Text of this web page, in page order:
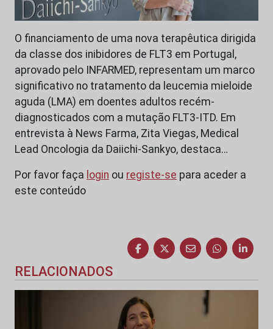
O financiamento de uma nova terapêutica dirigida
da classe dos inibidores de FLT3 em Portugal,
aprovado pelo INFARMED, representam um marco
significativo no tratamento da leucemia mieloide
aguda (LMA) em doentes adultos recém-
diagnosticados com a mutação FLT3-ITD. Em
entrevista à News Farma, Zita Viegas, Medical
Lead Oncologia da Daiichi-Sankyo, destaca…
Por favor faça login ou registe-se para aceder a
este conteúdo
RELACIONADOS